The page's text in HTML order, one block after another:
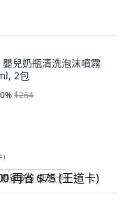
兒奶瓶清洗泡沫噴霧
2包
%$264
)
省 $75 (王道卡)